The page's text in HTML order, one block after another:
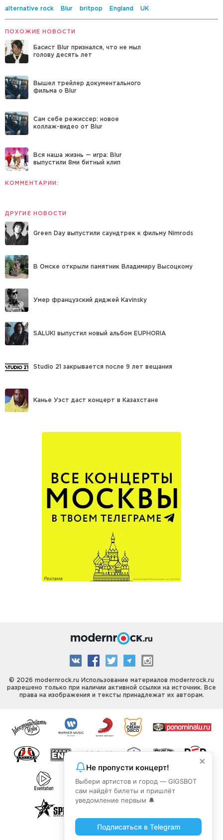
alternative rock Blur britpop England UK
ПОХОЖИЕ НОВОСТИ
Басист Blur признался, что не мыл
голову десять лет
Вышел трейлер документального
фильма о Blur
Сам себе режиссер: новое
коллаж-видео от Blur
Вся наша жизнь — игра: Blur
выпустили 8ми битный клип
КОММЕНТАРИИ:
ДРУГИЕ НОВОСТИ
Green Day выпустили саундтрек к фильму Nimrods
В Омске открыли памятник Владимиру Высоцкому
Умер французский диджей Kavinsky
SALUKI выпустил новый альбом EUPHORIA
Studio 21 закрывается после 9 лет вещания
Канье Уэст даст концерт в Казахстане
© 2026 modernrock.ru Использование материалов modernrock.ru
разрешено только при наличии активной ссылки на источник. Все
права на изображения и тексты принадлежат их авторам.
×
Не пропусти концерт!
Выбери артистов и город — GIGSBOT
сам найдёт билеты и пришлёт
уведомление первым 🔔
Подписаться в Telegram